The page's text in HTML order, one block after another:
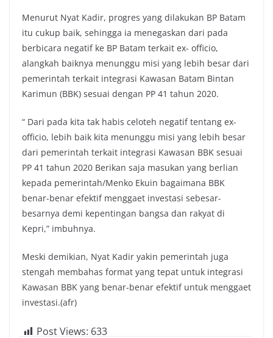
Menurut Nyat Kadir, progres yang dilakukan BP Batam
itu cukup baik, sehingga ia menegaskan dari pada
berbicara negatif ke BP Batam terkait ex- officio,
alangkah baiknya menunggu misi yang lebih besar dari
pemerintah terkait integrasi Kawasan Batam Bintan
Karimun (BBK) sesuai dengan PP 41 tahun 2020.
“ Dari pada kita tak habis celoteh negatif tentang ex-
officio, lebih baik kita menunggu misi yang lebih besar
dari pemerintah terkait integrasi Kawasan BBK sesuai
PP 41 tahun 2020 Berikan saja masukan yang berlian
kepada pemerintah/Menko Ekuin bagaimana BBK
benar-benar efektif menggaet investasi sebesar-
besarnya demi kepentingan bangsa dan rakyat di
Kepri,” imbuhnya.
Meski demikian, Nyat Kadir yakin pemerintah juga
stengah membahas format yang tepat untuk integrasi
Kawasan BBK yang benar-benar efektif untuk menggaet
investasi.(afr)
Post Views: 633